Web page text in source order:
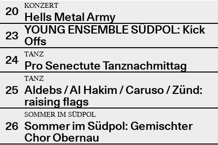
20
KONZERT
Hells Metal Army
23 YOUNG ENSEMBLE SÜDPOL: Kick
Offs
24
TANZ
Pro Senectute Tanznachmittag
25
TANZ
Aldebs / Al Hakim / Caruso / Zünd:
raising flags
26
SOMMER IM SÜDPOL
Sommer im Südpol: Gemischter
Chor Obernau